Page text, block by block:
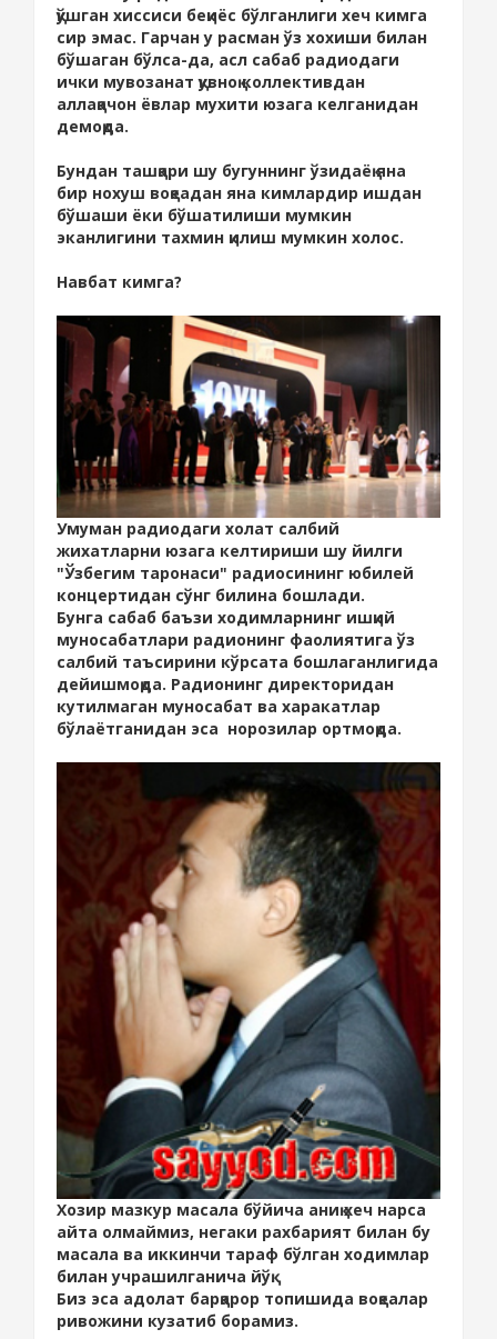
қўшган хиссиси беқиёс бўлганлиги хеч кимга
сир эмас. Гарчан у расман ўз хохиши билан
бўшаган бўлса-да, асл сабаб радиодаги
ички мувозанат қувноқ коллективдан
аллақачон ёвлар мухити юзага келганидан
демоқда.
Бундан ташқари шу бугуннинг ўзидаёқ яна
бир нохуш воқеадан яна кимлардир ишдан
бўшаши ёки бўшатилиши мумкин
эканлигини тахмин қилиш мумкин холос.
Навбат кимга?
Умуман радиодаги холат салбий
жихатларни юзага келтириши шу йилги
"Ўзбегим таронаси" радиосининг юбилей
концертидан сўнг билина бошлади.
Бунга сабаб баъзи ходимларнинг ишқий
муносабатлари радионинг фаолиятига ўз
салбий таъсирини кўрсата бошлаганлигида
дейишмоқда. Радионинг директоридан
кутилмаган муносабат ва харакатлар
бўлаётганидан эса норозилар ортмоқда.
Хозир мазкур масала бўйича аниқ хеч нарса
айта олмаймиз, негаки рахбарият билан бу
масала ва иккинчи тараф бўлган ходимлар
билан учрашилганича йўқ.
Биз эса адолат барқарор топишида воқеалар
ривожини кузатиб борамиз.